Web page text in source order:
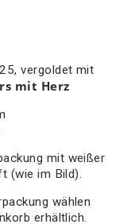
vergoldet mit
mit Herz
mit weißer
(wie im Bild).
wählen
erhältlich.